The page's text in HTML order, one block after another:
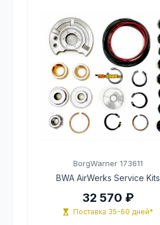
BorgWarner 173611
BWA AirWerks Service Kits
32 570 ₽
Поставка 35-60 дней*